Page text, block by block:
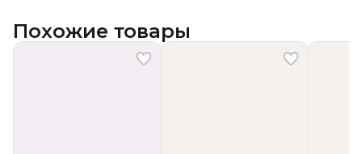
Похожие товары